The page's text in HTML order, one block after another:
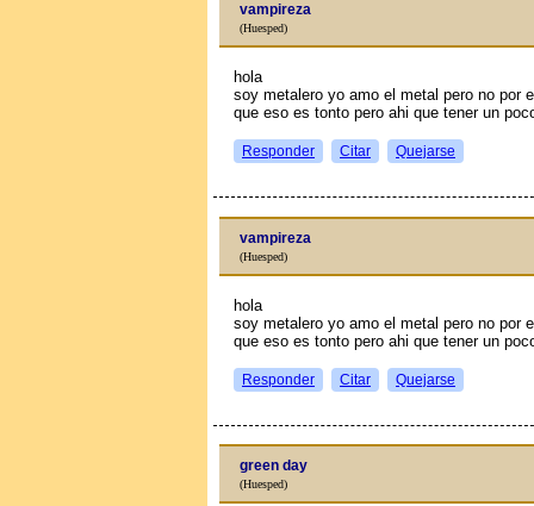
vampireza
(Huesped)
hola
soy metalero yo amo el metal pero no por
que eso es tonto pero ahi que tener un
Responder Citar Quejarse
vampireza
(Huesped)
hola
soy metalero yo amo el metal pero no por
que eso es tonto pero ahi que tener un
Responder Citar Quejarse
green day
(Huesped)